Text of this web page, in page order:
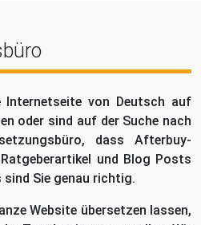
Internetseite von Deutsch auf
oder sind auf der Suche nach
dass Afterbuy-
und Blog Posts
sind Sie genau richtig.
Website übersetzen lassen,